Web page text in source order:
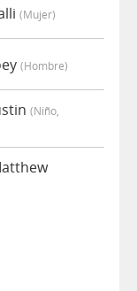
(mujer)
(hombre)
(niño,